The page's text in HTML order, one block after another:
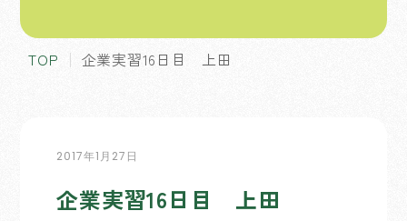
TOP 企業実習16日目 上田
2017年1月27日
企業実習16日目 上田